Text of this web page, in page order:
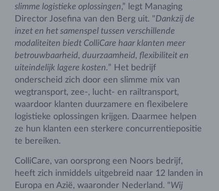
slimme logistieke oplossingen,” legt Managing
Director Josefina van den Berg uit. "Dankzij de
inzet en het samenspel tussen verschillende
modaliteiten biedt ColliCare haar klanten meer
betrouwbaarheid, duurzaamheid, flexibiliteit en
uiteindelijk lagere kosten.” Het bedrijf
onderscheid zich door een slimme mix van
wegtransport, zee-, lucht- en railtransport,
waardoor klanten duurzamere en flexibelere
logistieke oplossingen krijgen. Daarmee helpen
ze hun klanten een sterkere concurrentiepositie
te bereiken.
ColliCare, van oorsprong een Noors bedrijf,
heeft zich inmiddels uitgebreid naar 12 landen in
Europa en Azië, waaronder Nederland. "Wij